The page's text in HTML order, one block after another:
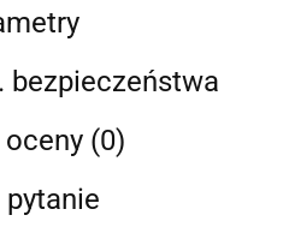
bezpieczeństwa
(0)
pytanie